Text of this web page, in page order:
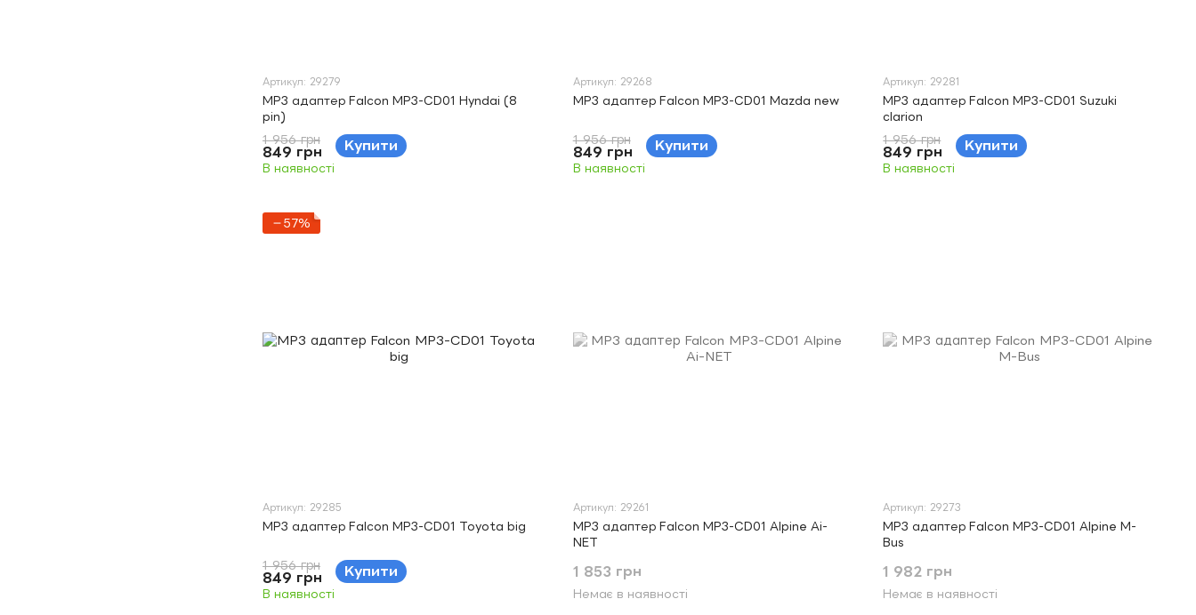
Артикул: 29279
MP3 адаптер Falcon MP3-CD01 Hyndai (8
pin)
1 956 грн
849 грн Купити
В наявності
Артикул: 29268
MP3 адаптер Falcon MP3-CD01 Mazda new
1 956 грн
849 грн Купити
В наявності
Артикул: 29281
MP3 адаптер Falcon MP3-CD01 Suzuki
clarion
1 956 грн
849 грн Купити
В наявності
−57%
Артикул: 29285
MP3 адаптер Falcon MP3-CD01 Toyota big
1 956 грн
849 грн Купити
В наявності
Артикул: 29261
MP3 адаптер Falcon MP3-CD01 Alpine Ai-
NET
1 853 грн
Немає в наявності
Артикул: 29273
MP3 адаптер Falcon MP3-CD01 Alpine M-
Bus
1 982 грн
Немає в наявності